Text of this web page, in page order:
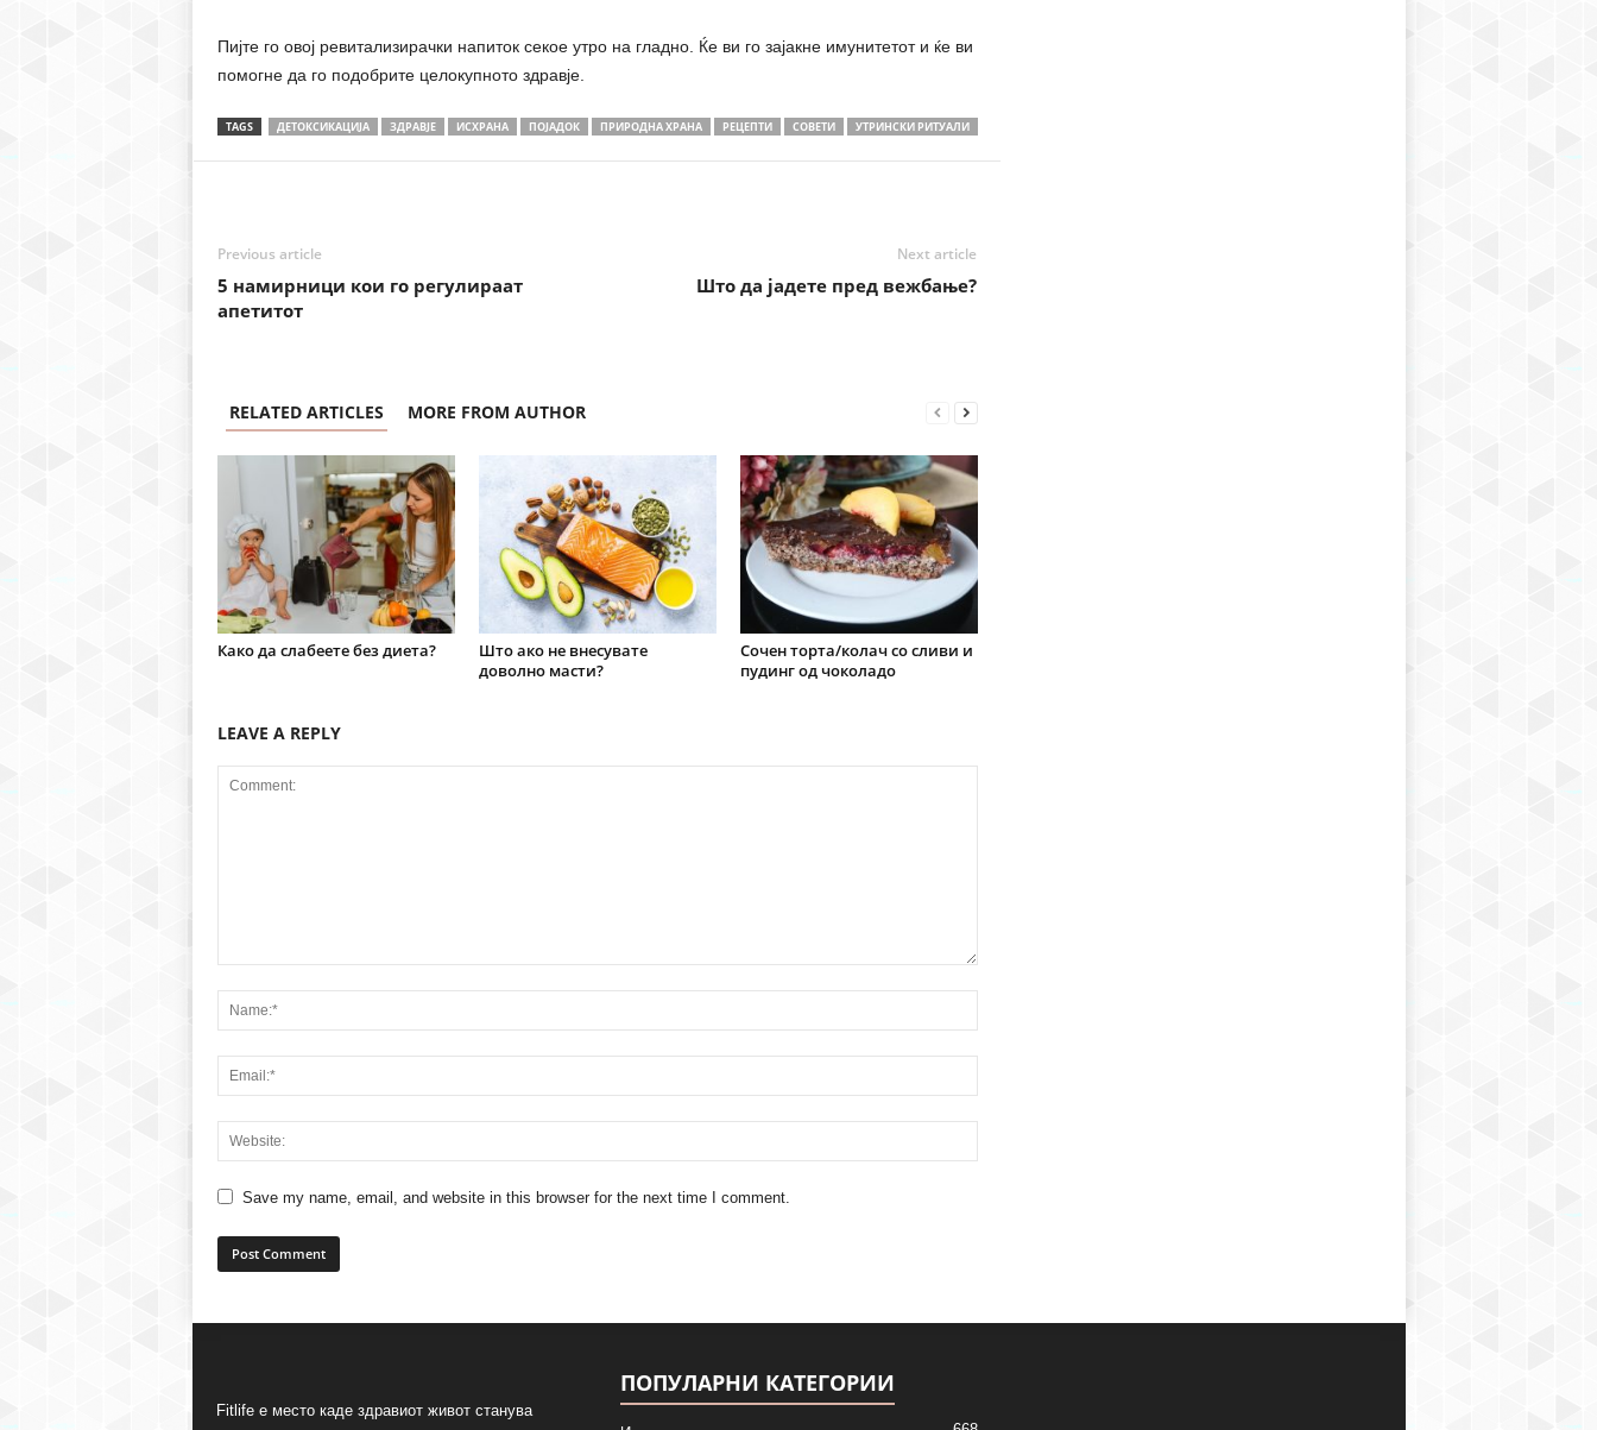
Пијте го овој ревитализирачки напиток секое утро на гладно. Ќе ви го зајакне имунитетот и ќе ви
помогне да го подобрите целокупното здравје.
TAGS ДЕТОКСИКАЦИЈА ЗДРАВЈЕ ИСХРАНА ПОЈАДОК ПРИРОДНА ХРАНА РЕЦЕПТИ СОВЕТИ УТРИНСКИ РИТУАЛИ
Previous article
5 намирници кои го регулираат
апетитот
Next article
Што да јадете пред вежбање?
RELATED ARTICLES MORE FROM AUTHOR
Како да слабеете без диета?
Што ако не внесувате
доволно масти?
Сочен торта/колач со сливи и
пудинг од чоколадо
LEAVE A REPLY
Save my name, email, and website in this browser for the next time I comment.
Fitlife е место каде здравиот живот станува
ПОПУЛАРНИ КАТЕГОРИИ